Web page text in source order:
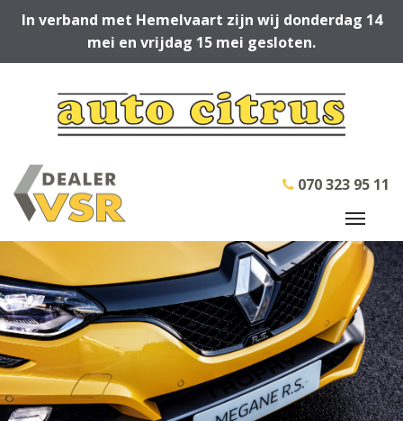
In verband met Hemelvaart zijn wij donderdag 14
mei en vrijdag 15 mei gesloten.
070 323 95 11